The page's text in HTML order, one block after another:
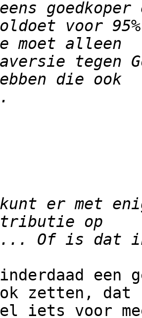
voor
tegen
er met
een
zetten, dat
iets voor